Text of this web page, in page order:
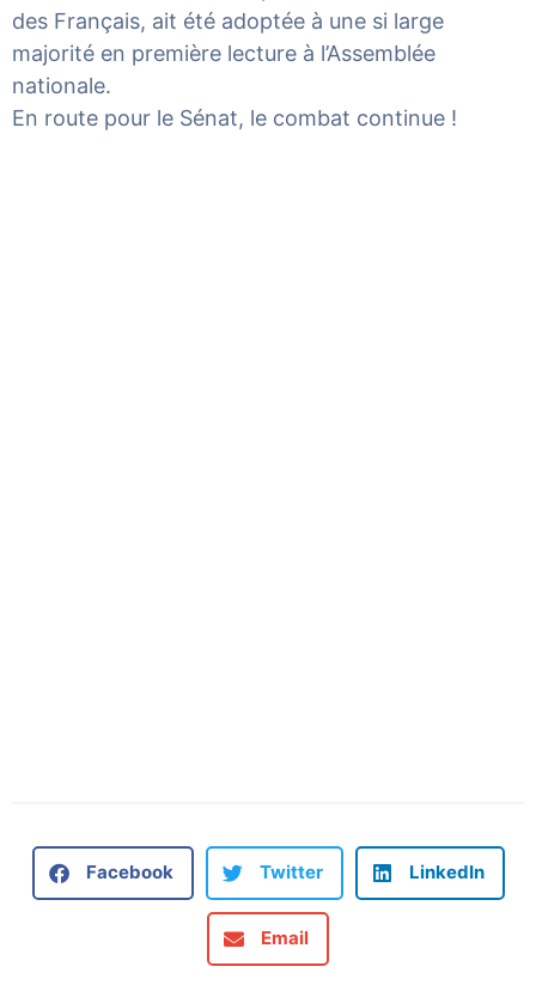
des Français, ait été adoptée à une si large
majorité en première lecture à l’Assemblée
nationale.
En route pour le Sénat, le combat continue !
Facebook Twitter LinkedIn
Email